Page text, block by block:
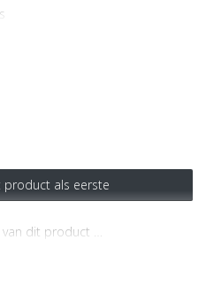
als eerste
van dit product …